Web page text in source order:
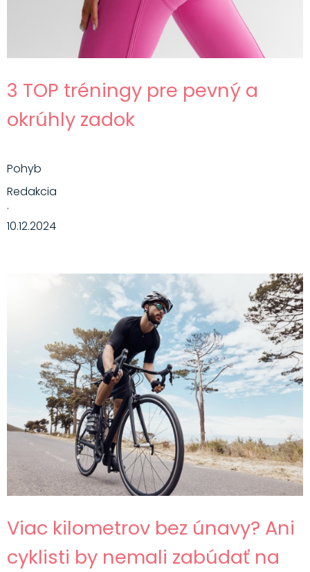
3 TOP tréningy pre pevný a
okrúhly zadok
Pohyb
Redakcia
·
10.12.2024
Viac kilometrov bez únavy? Ani
cyklisti by nemali zabúdať na